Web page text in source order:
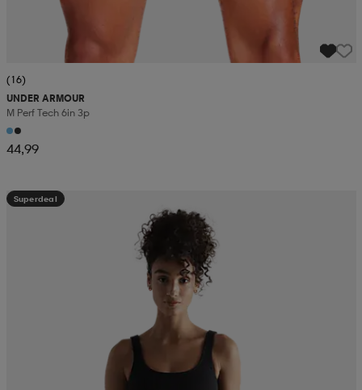
(16)
UNDER ARMOUR
M Perf Tech 6in 3p
44,99
Superdeal